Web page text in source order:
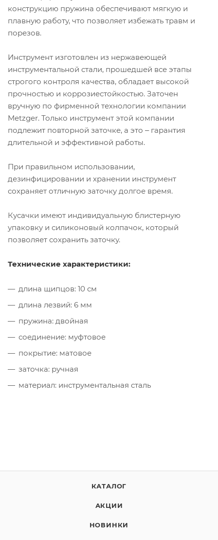
конструкцию пружина обеспечивают мягкую и
плавную работу, что позволяет избежать травм и
порезов.
Инструмент изготовлен из нержавеющей
инструментальной стали, прошедшей все этапы
строгого контроля качества, обладает высокой
прочностью и коррозиестойкостью. Заточен
вручную по фирменной технологии компании
Metzger. Только инструмент этой компании
подлежит повторной заточке, а это ‒ гарантия
длительной и эффективной работы.
При правильном использовании,
дезинфицировании и хранении инструмент
сохраняет отличную заточку долгое время.
Кусачки имеют индивидуальную блистерную
упаковку и силиконовый колпачок, который
позволяет сохранить заточку.
Технические характеристики:
длина щипцов: 10 см
длина лезвий: 6 мм
пружина: двойная
соединение: муфтовое
покрытие: матовое
заточка: ручная
материал: инструментальная сталь
КАТАЛОГ
АКЦИИ
НОВИНКИ